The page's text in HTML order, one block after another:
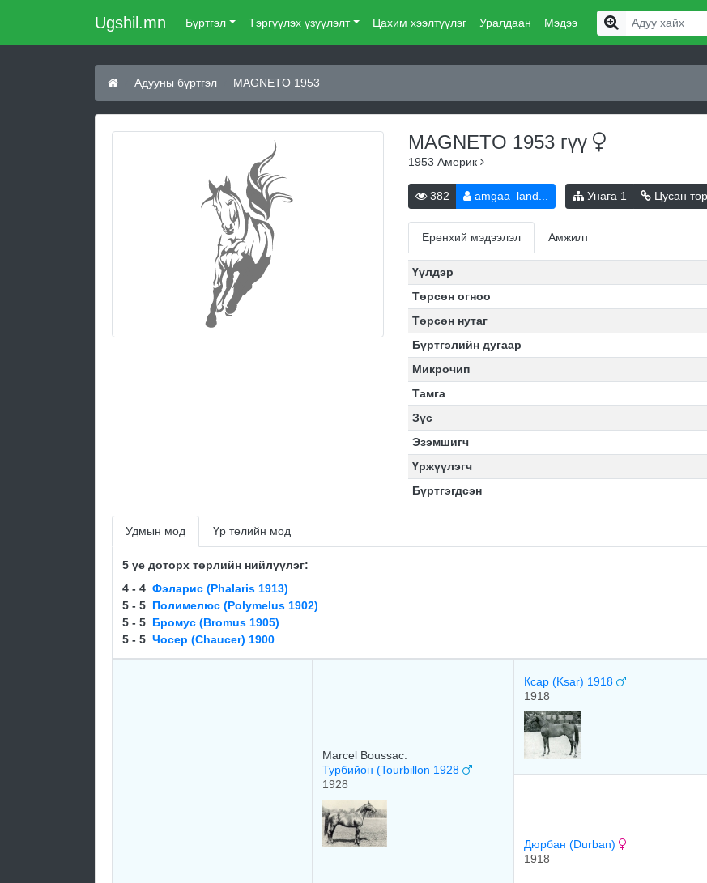
Ugshil.mn Бүртгэл Тэргүүлэх үзүүлэлт Цахим хээлтүүлэг Уралдаан Мэдээ
Адууны бүртгэл MAGNETO 1953
MAGNETO 1953 гүү
1953 Америк
382 amgaa_land... Унага 1 Цусан
Ерөнхий мэдээлэл Амжилт
Үүлдэр
Төрсөн огноо
Төрсөн нутаг
Бүртгэлийн дугаар
Микрочип
Тамга
Зүс
Эзэмшигч
Үржүүлэгч
Бүртгэгдсэн
Удмын мод Үр төлийн мод
5 үе доторх төрлийн нийлүүлэг:
4 - 4 Фэларис (Phalaris 1913)
5 - 5 Полимелюс (Polymelus 1902)
5 - 5 Брoмуc (Bromus 1905)
5 - 5 Чосер (Chaucer) 1900
Marcel Boussac.
Турбийон (Tourbillon 1928
1928
Ксар (Ksar) 1918
1918
Дюрбан (Durban)
1918